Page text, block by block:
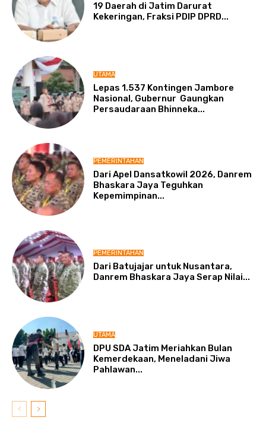
19 Daerah di Jatim Darurat
Kekeringan, Fraksi PDIP DPRD...
UTAMA
Lepas 1.537 Kontingen Jambore
Nasional, Gubernur Gaungkan
Persaudaraan Bhinneka...
PEMERINTAHAN
Dari Apel Dansatkowil 2026, Danrem
Bhaskara Jaya Teguhkan
Kepemimpinan...
PEMERINTAHAN
Dari Batujajar untuk Nusantara,
Danrem Bhaskara Jaya Serap Nilai...
UTAMA
DPU SDA Jatim Meriahkan Bulan
Kemerdekaan, Meneladani Jiwa
Pahlawan...